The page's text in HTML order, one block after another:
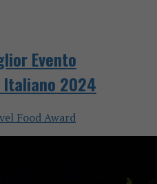
Evento
Italiano 2024
Food Award